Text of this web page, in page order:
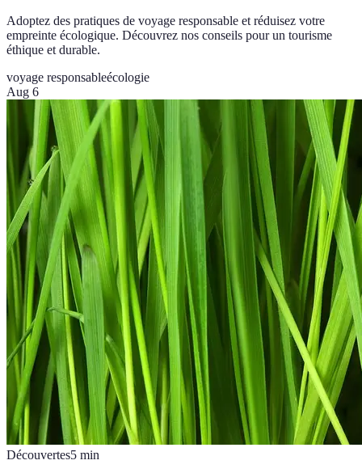
Adoptez des pratiques de voyage responsable et réduisez votre
empreinte écologique. Découvrez nos conseils pour un tourisme
éthique et durable.
voyage responsableécologie
Aug 6
Découvertes5 min